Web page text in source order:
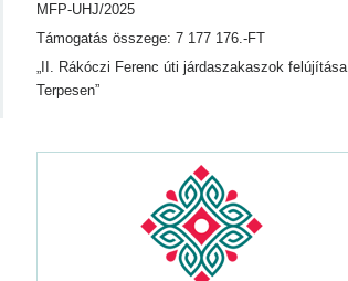
MFP-UHJ/2025
Támogatás összege: 7 177 176.-FT
„II. Rákóczi Ferenc úti járdaszakaszok felújítása
Terpesen”